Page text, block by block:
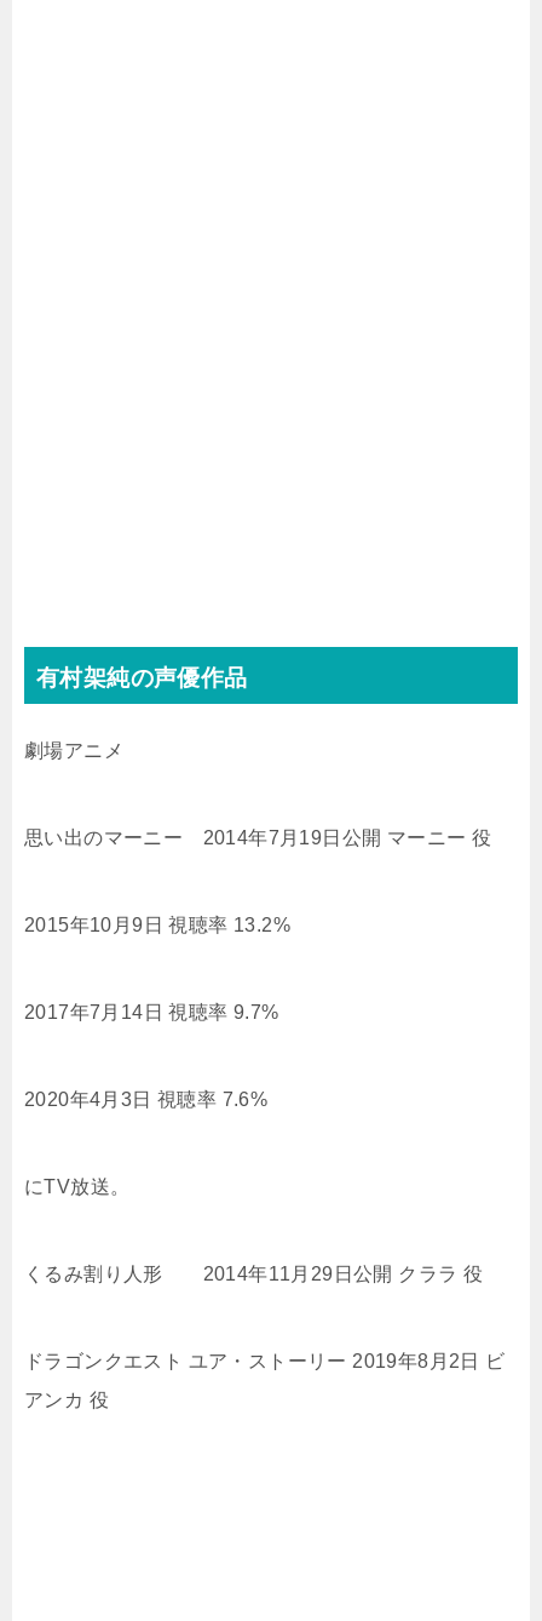
有村架純の声優作品
劇場アニメ
思い出のマーニー 2014年7月19日公開 マーニー 役
2015年10月9日 視聴率 13.2%
2017年7月14日 視聴率 9.7%
2020年4月3日 視聴率 7.6%
にTV放送。
くるみ割り人形 2014年11月29日公開 クララ 役
ドラゴンクエスト ユア・ストーリー 2019年8月2日 ビ
アンカ 役